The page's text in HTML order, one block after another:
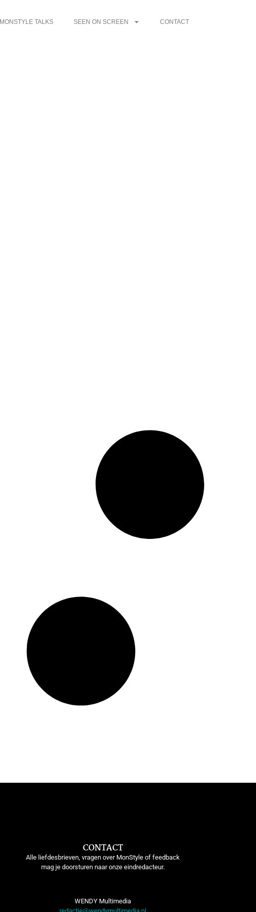
MONSTYLE TALKS SEEN ON SCREEN CONTACT
CONTACT
Alle liefdesbrieven, vragen over MonStyle of feedback
mag je doorsturen naar onze eindredacteur.
WENDY Multimedia